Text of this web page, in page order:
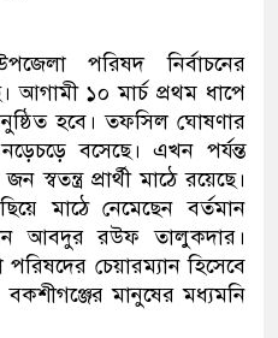
পরিষদ নির্বাচনের
১০ মার্চ প্রথম ধাপে
হবে। তফসিল ঘোষণার
নড়েচড়ে বসেছে। এখন পর্যন্ত
প্রার্থী মাঠে রয়েছে।
মাঠে নেমেছেন বর্তমান
আবদুর রউফ তালুকদার।
চেয়ারম্যান হিসেবে
মানুষের মধ্যমনি